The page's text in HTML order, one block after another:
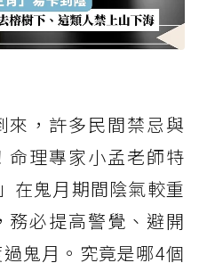
來，許多民間禁忌與
命理專家小孟老師特
在鬼月期間陰氣較重
務必提高警覺、避開
鬼月。究竟是哪4個